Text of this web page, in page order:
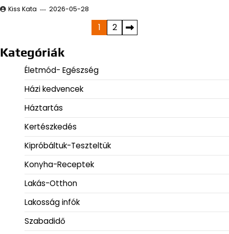
Kiss Kata 2026-05-28
lapozása
1 2
Kategóriák
Életmód- Egészség
Házi kedvencek
Háztartás
Kertészkedés
Kipróbáltuk-Teszteltük
Konyha-Receptek
Lakás-Otthon
Lakosság infók
Szabadidő